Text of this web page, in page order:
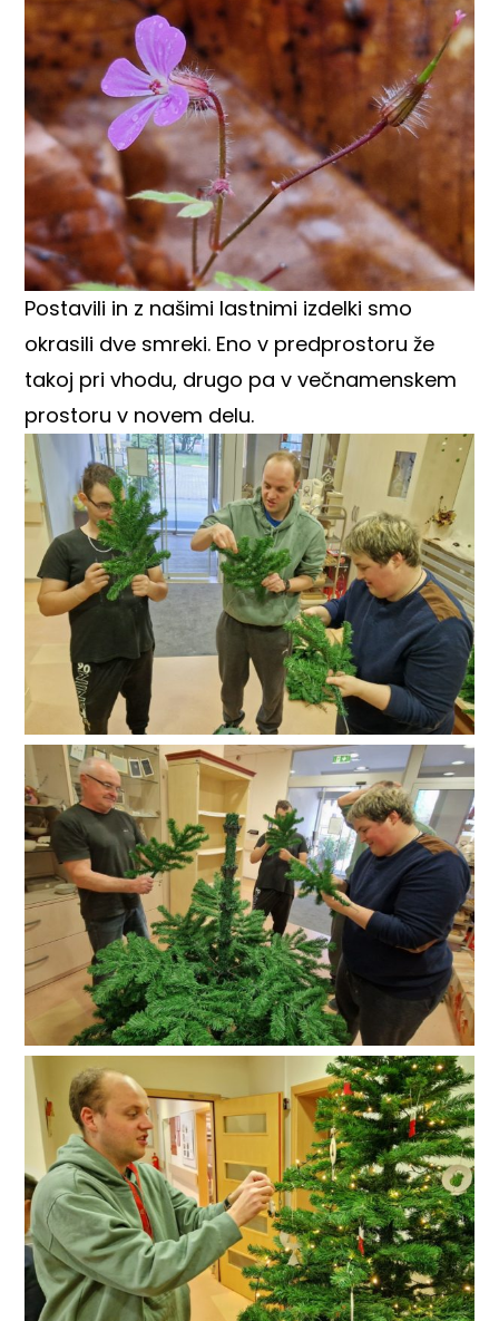
Postavili in z našimi lastnimi izdelki smo
okrasili dve smreki. Eno v predprostoru že
takoj pri vhodu, drugo pa v večnamenskem
prostoru v novem delu.